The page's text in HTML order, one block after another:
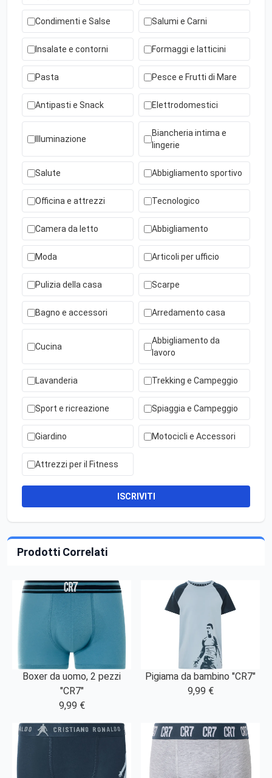
Condimenti e Salse Salumi e Carni
Insalate e contorni Formaggi e latticini
Pasta Pesce e Frutti di Mare
Antipasti e Snack Elettrodomestici
Illuminazione
Biancheria intima e
lingerie
Salute Abbigliamento sportivo
Officina e attrezzi Tecnologico
Camera da letto Abbigliamento
Moda Articoli per ufficio
Pulizia della casa Scarpe
Bagno e accessori Arredamento casa
Cucina
Abbigliamento da
lavoro
Lavanderia Trekking e Campeggio
Sport e ricreazione Spiaggia e Campeggio
Giardino Motocicli e Accessori
Attrezzi per il Fitness
ISCRIVITI
Prodotti Correlati
Boxer da uomo, 2 pezzi
"CR7"
9,99 €
Pigiama da bambino "CR7"
9,99 €